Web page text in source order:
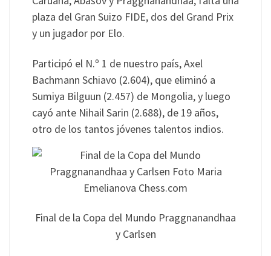
plaza del Gran Suizo FIDE, dos del Grand Prix
y un jugador por Elo.
Participó el N.º 1 de nuestro país, Axel
Bachmann Schiavo (2.604), que eliminó a
Sumiya Bilguun (2.457) de Mongolia, y luego
cayó ante Nihail Sarin (2.688), de 19 años,
otro de los tantos jóvenes talentos indios.
Final de la Copa del Mundo Praggnanandhaa
y Carlsen